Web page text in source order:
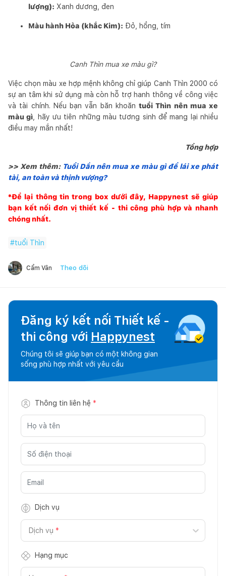
lượng): Xanh dương, đen
Màu hành Hỏa (khắc Kim): Đỏ, hồng, tím
Canh Thìn mua xe màu gì?
Việc chọn màu xe hợp mệnh không chỉ giúp Canh Thìn 2000 có
sự an tâm khi sử dụng mà còn hỗ trợ hanh thông về công việc
và tài chính. Nếu bạn vẫn băn khoăn tuổi Thìn nên mua xe
màu gì , hãy ưu tiên những màu tương sinh để mang lại nhiều
điều may mắn nhất!
Tổng hợp
>> Xem thêm: Tuổi Dần nên mua xe màu gì để lái xe phát
tài, an toàn và thịnh vượng?
*Để lại thông tin trong box dưới đây, Happynest sẽ giúp
bạn kết nối đơn vị thiết kế - thi công phù hợp và nhanh
chóng nhất.
#tuổi Thìn
Cẩm Vân Theo dõi
Đăng ký kết nối Thiết kế -
thi công với Happynest
Chúng tôi sẽ giúp bạn có một không gian
sống phù hợp nhất với yêu cầu
Thông tin liên hệ *
Dịch vụ
Dịch vụ *
Hạng mục